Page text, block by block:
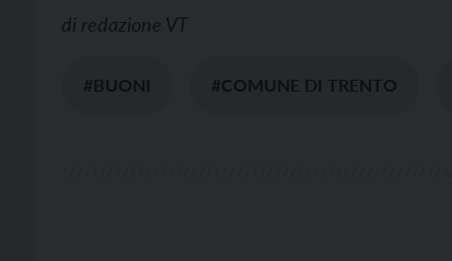
di redazione VT
#BUONI #COMUNE DI TRENTO